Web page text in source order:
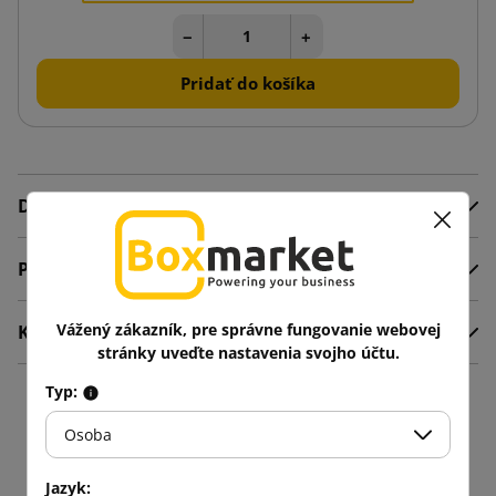
− +
Pridať do košíka
Detaily produktu
Popis
Komentáre
Produkty v rovnakej
kategórii: 16
Vážený zákazník, pre správne fungovanie webovej
stránky uveďte nastavenia svojho účtu.
Typ:
Osoba
Jazyk: